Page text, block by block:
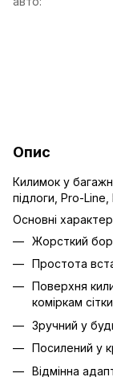
Опис
Килимок у
підлоги, Pro-
Основні
Жорсткий
Простота
Поверхня
коміркам
Зручний у
Посилений у
Відмінна